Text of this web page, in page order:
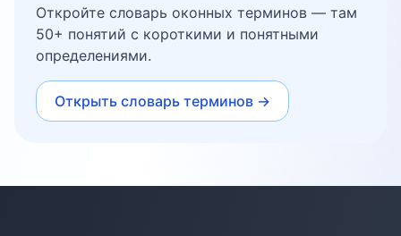
Откройте словарь оконных терминов — там
50+ понятий с короткими и понятными
определениями.
Открыть словарь терминов →